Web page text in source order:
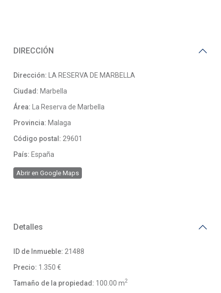
DIRECCIÓN
Dirección: LA RESERVA DE MARBELLA
Ciudad: Marbella
Área:
La Reserva de Marbella
Provincia: Malaga
Código postal: 29601
País: España
Abrir en Google Maps
Detalles
ID de Inmueble: 21488
Precio: 1.350 €
Tamaño de la propiedad: 100.00 m2